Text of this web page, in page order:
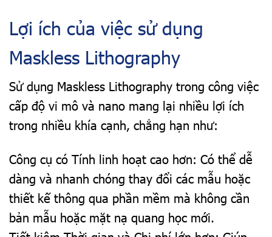
Lợi ích của việc sử dụng
Maskless Lithography
Sử dụng Maskless Lithography trong công việc
cấp độ vi mô và nano mang lại nhiều lợi ích
trong nhiều khía cạnh, chẳng hạn như:
Công cụ có Tính linh hoạt cao hơn: Có thể dễ
dàng và nhanh chóng thay đổi các mẫu hoặc
thiết kế thông qua phần mềm mà không cần
bản mẫu hoặc mặt nạ quang học mới.